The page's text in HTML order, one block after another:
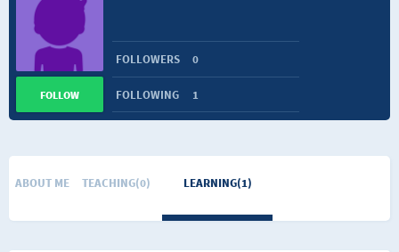
FOLLOWERS 0
FOLLOWING 1
FOLLOW
ABOUT ME TEACHING(0) LEARNING(1)